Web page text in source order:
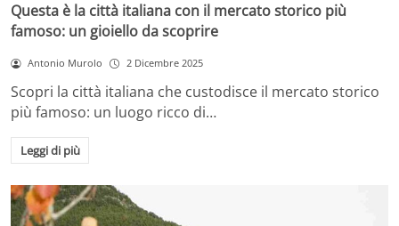
Questa è la città italiana con il mercato storico più
famoso: un gioiello da scoprire
Antonio Murolo 2 Dicembre 2025
Scopri la città italiana che custodisce il mercato storico
più famoso: un luogo ricco di…
Leggi di più